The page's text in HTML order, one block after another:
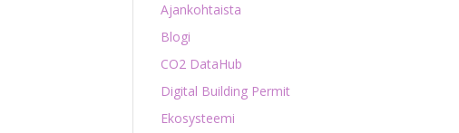
Ajankohtaista
Blogi
CO2 DataHub
Digital Building Permit
Ekosysteemi